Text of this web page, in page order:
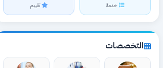
خدمة تقييم
التخصصات